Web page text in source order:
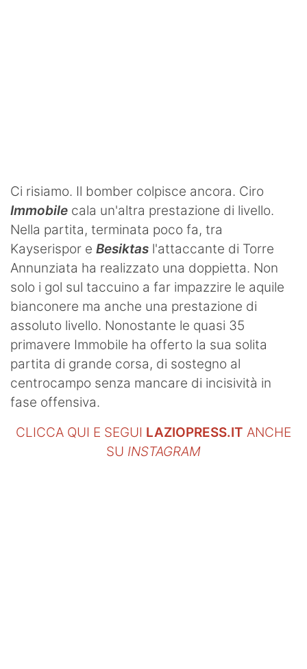
Ci risiamo. Il bomber colpisce ancora. Ciro
Immobile cala un'altra prestazione di livello.
Nella partita, terminata poco fa, tra
Kayserispor e Besiktas l'attaccante di Torre
Annunziata ha realizzato una doppietta. Non
solo i gol sul taccuino a far impazzire le aquile
bianconere ma anche una prestazione di
assoluto livello. Nonostante le quasi 35
primavere Immobile ha offerto la sua solita
partita di grande corsa, di sostegno al
centrocampo senza mancare di incisività in
fase offensiva.
CLICCA QUI E SEGUI LAZIOPRESS.IT ANCHE
SU INSTAGRAM